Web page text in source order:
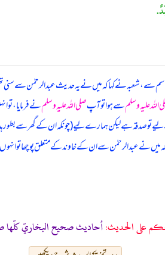
سے، شعبہ نے کہا کہمیں نے یہ حدیث عبدالرحمٰن سے سنی
اللہ علیہ وسلمسے ہوا تو آپصلی اللہ علیہ وسلمنے فرمایا، تو
تو صدقہ ہے لیکن ہمارے لیے (چونکہ ان کے گھر سے بطور
نے عبدالرحمٰن سے ان کے خاوند کے متعلق پوچھا تو انہوں
على الحديث:أحاديث صحيح البخاريّ